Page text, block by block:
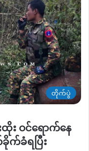
တိုက်ပွဲ
ထိုး ဝင်ရောက်နေ
ခံရပြီး